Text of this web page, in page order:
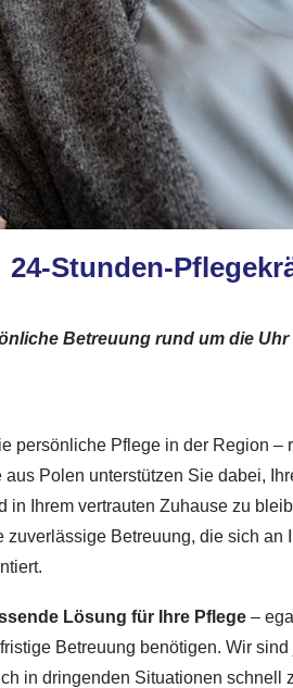
24-Stunden-
Betreuung rund um die
persönliche Pflege in der Region –
Polen unterstützen Sie dabei,
in Ihrem vertrauten Zuhause zu
Betreuung, die sich an
Lösung für Ihre Pflege –
Betreuung benötigen. Wir
in dringenden Situationen schnell